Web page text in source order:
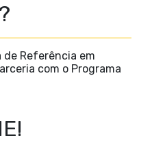
de Referência em
com o Programa